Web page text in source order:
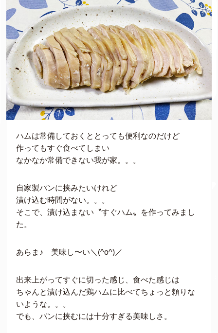
ハムは常備しておくととっても便利なのだけど
作ってもすぐ食べてしまい
なかなか常備できない我が家。。。
自家製パンに挟みたいけれど
漬け込む時間がない。。。
そこで、漬け込まない〝すぐハム〟を作ってみまし
た。
あらま♪ 美味し〜い＼(^o^)／
出来上がってすぐに切った感じ、食べた感じは
ちゃんと漬け込んだ鶏ハムに比べてちょっと頼りな
いような。。。
でも、パンに挟むには十分すぎる美味しさ。